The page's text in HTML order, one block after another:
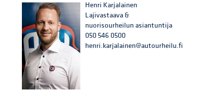
Henri Karjalainen
Lajivastaava &
nuorisourheilun asiantuntija
050 546 0500
henri.karjalainen@autourheilu.fi